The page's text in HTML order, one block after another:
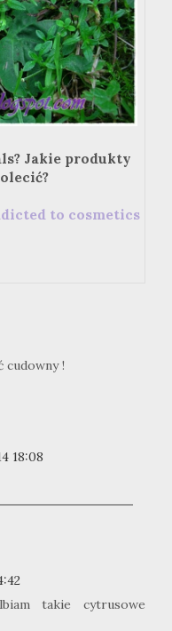
Jakie produkty
to cosmetics
cudowny !
18:08
takie cytrusowe